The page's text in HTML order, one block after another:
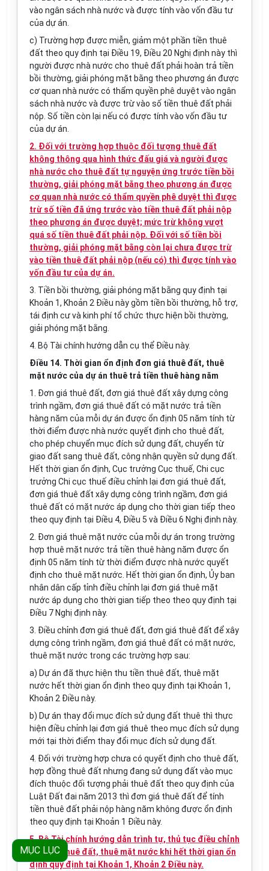
vào ngân sách nhà nước và được tính vào vốn đầu tư
của dự án.
c) Trường hợp được miễn, giảm một phần tiền thuê
đất theo quy định tại Điều 19, Điều 20 Nghị định này thì
người được nhà nước cho thuê đất phải hoàn trả tiền
bồi thường, giải phóng mặt bằng theo phương án được
cơ quan nhà nước có thẩm quyền phê duyệt vào ngân
sách nhà nước và được trừ vào số tiền thuê đất phải
nộp. Số tiền còn lại nếu có được tính vào vốn đầu tư
của dự án.
2. Đối với trường hợp thuộc đối tượng thuê đất
không thông qua hình thức đấu giá và người được
nhà nước cho thuê đất tự nguyện ứng trước tiền bồi
thường, giải phóng mặt bằng theo phương án được
cơ quan nhà nước có thẩm quyền phê duyệt thì được
trừ số tiền đã ứng trước vào tiền thuê đất phải nộp
theo phương án được duyệt; mức trừ không vượt
quá số tiền thuê đất phải nộp. Đối với số tiền bồi
thường, giải phóng mặt bằng còn lại chưa được trừ
vào tiền thuê đất phải nộp (nếu có) thì được tính vào
vốn đầu tư của dự án.
3. Tiền bồi thường, giải phóng mặt bằng quy định tại
Khoản 1, Khoản 2 Điều này gồm tiền bồi thường, hỗ trợ,
tái định cư và kinh phí tổ chức thực hiện bồi thường,
giải phóng mặt bằng.
4. Bộ Tài chính hướng dẫn cụ thể Điều này.
Điều 14. Thời gian ổn định đơn giá thuê đất, thuê
mặt nước của dự án thuê trả tiền thuê hàng năm
1. Đơn giá thuê đất, đơn giá thuê đất xây dựng công
trình ngầm, đơn giá thuê đất có mặt nước trả tiền
hàng năm của mỗi dự án được ổn định 05 năm tính từ
thời điểm được nhà nước quyết định cho thuê đất,
cho phép chuyển mục đích sử dụng đất, chuyển từ
giao đất sang thuê đất, công nhận quyền sử dụng đất.
Hết thời gian ổn định, Cục trưởng Cục thuế, Chi cục
trưởng Chi cục thuế điều chỉnh lại đơn giá thuê đất,
đơn giá thuê đất xây dựng công trình ngầm, đơn giá
thuê đất có mặt nước áp dụng cho thời gian tiếp theo
theo quy định tại Điều 4, Điều 5 và Điều 6 Nghị định này.
2. Đơn giá thuê mặt nước của mỗi dự án trong trường
hợp thuê mặt nước trả tiền thuê hàng năm được ổn
định 05 năm tính từ thời điểm được nhà nước quyết
định cho thuê mặt nước. Hết thời gian ổn định, Ủy ban
nhân dân cấp tỉnh điều chỉnh lại đơn giá thuê mặt
nước áp dụng cho thời gian tiếp theo theo quy định tại
Điều 7 Nghị định này.
3. Điều chỉnh đơn giá thuê đất, đơn giá thuê đất để xây
dựng công trình ngầm, đơn giá thuê đất có mặt nước,
thuê mặt nước trong các trường hợp sau:
a) Dự án đã thực hiện thu tiền thuê đất, thuê mặt
nước hết thời gian ổn định theo quy định tại Khoản 1,
Khoản 2 Điều này.
b) Dự án thay đổi mục đích sử dụng đất thuê thì thực
hiện điều chỉnh lại đơn giá thuê theo mục đích sử dụng
mới tại thời điểm thay đổi mục đích sử dụng đất.
4. Đối với trường hợp chưa có quyết định cho thuê đất,
hợp đồng thuê đất nhưng đang sử dụng đất vào mục
đích thuộc đối tượng phải thuê đất theo quy định của
Luật Đất đai năm 2013 thì đơn giá thuê đất để tính
tiền thuê đất phải nộp hàng năm không được ổn định
theo quy định tại Khoản 1 Điều này.
5. Bộ Tài chính hướng dẫn trình tự, thủ tục điều chỉnh
đơn giá thuê đất, thuê mặt nước khi hết thời gian ổn
định quy định tại Khoản 1, Khoản 2 Điều này.
MỤC LỤC